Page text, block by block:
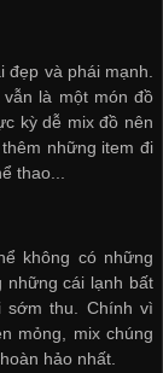
và phái mạnh.
là một món đồ
kỳ dễ mix đồ nên
những item đi
thao...
không có những
những cái lạnh bất
sớm thu. Chính vì
mỏng, mix chúng
hảo nhất.